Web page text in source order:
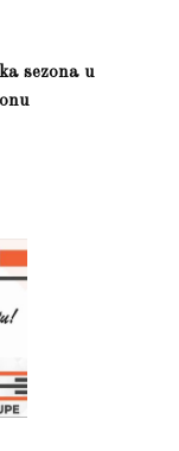
sezona u